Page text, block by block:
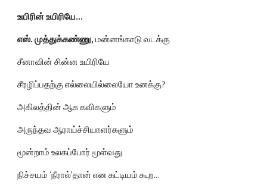
உயிரின் உயிரியே...
எஸ். முத்துக்கண்ணு, மன்னங்காடு வடக்கு
சீனாவின் சின்ன உயிரியே
சீரழிப்பதற்கு எல்லையில்லையோ உனக்கு?
அகிலத்தின் ஆசு கவிகளும்
அருந்தவ ஆராய்ச்சியாளர்களும்
மூன்றாம் உலகப்போர் மூள்வது
நிச்சயம் ‘நீரால்’தான் என கட்டியம் கூற...